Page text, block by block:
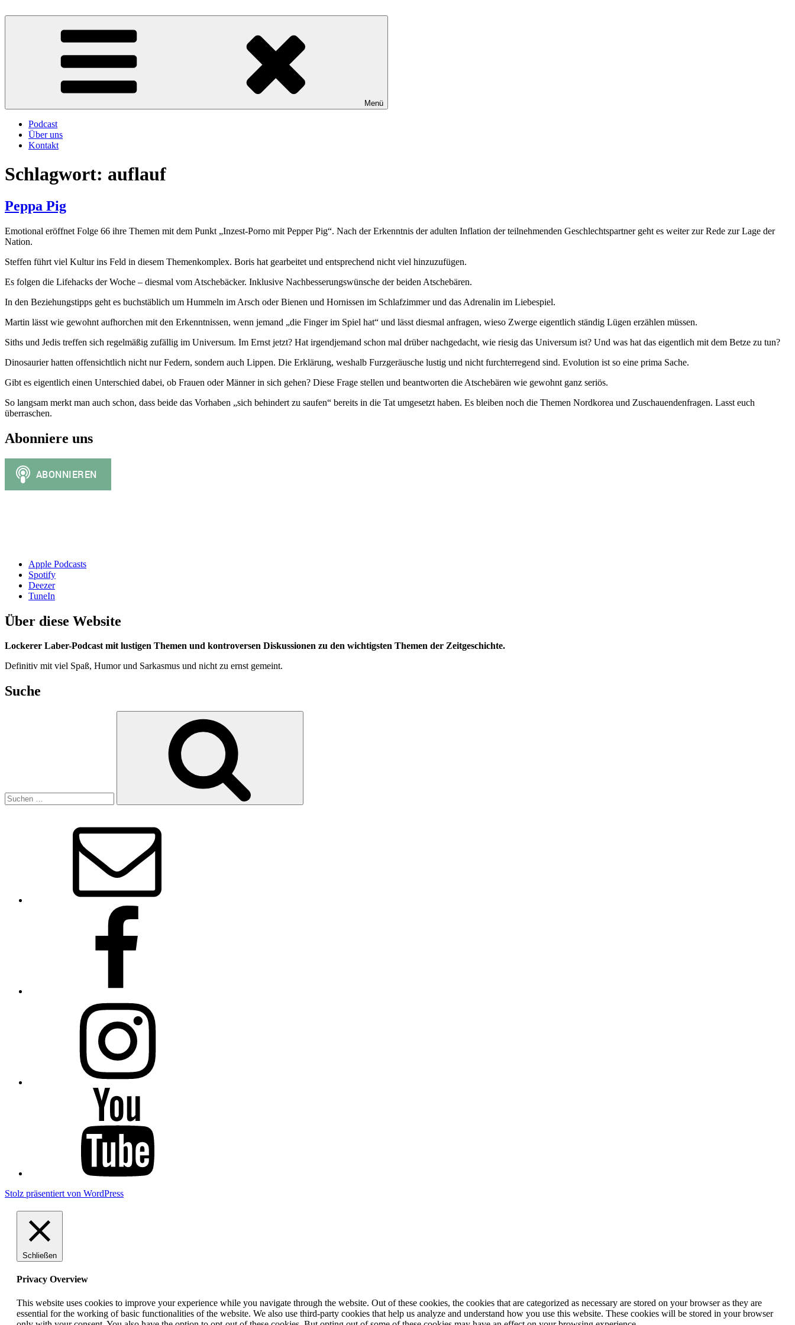
Inhalt
Atschebärebach
Mit viel Spaß, Humor und Sarkasmus
Menü
Podcast
Über uns
Kontakt
Schlagwort: auflauf
Peppa Pig
Emotional eröffnet Folge 66 ihre Themen mit dem Punkt „Inzest-Porno mit Pepper Pig“. Nach der Erkenntnis der adulten Inflation der teilnehmenden Geschlechtspartner geht es weiter zur Rede zur Lage der
Nation.
Steffen führt viel Kultur ins Feld in diesem Themenkomplex. Boris hat gearbeitet und entsprechend nicht viel hinzuzufügen.
Es folgen die Lifehacks der Woche – diesmal vom Atschebäcker. Inklusive Nachbesserungswünsche der beiden Atschebären.
In den Beziehungstipps geht es buchstäblich um Hummeln im Arsch oder Bienen und Hornissen im Schlafzimmer und das Adrenalin im Liebespiel.
Martin lässt wie gewohnt aufhorchen mit den Erkenntnissen, wenn jemand „die Finger im Spiel hat“ und lässt diesmal anfragen, wieso Zwerge eigentlich ständig Lügen erzählen müssen.
Siths und Jedis treffen sich regelmäßig zufällig im Universum. Im Ernst jetzt? Hat irgendjemand schon mal drüber nachgedacht, wie riesig das Universum ist? Und was hat das eigentlich mit dem Betze zu tun?
Dinosaurier hatten offensichtlich nicht nur Federn, sondern auch Lippen. Die Erklärung, weshalb Furzgeräusche lustig und nicht furchterregend sind. Evolution ist so eine prima Sache.
Gibt es eigentlich einen Unterschied dabei, ob Frauen oder Männer in sich gehen? Diese Frage stellen und beantworten die Atschebären wie gewohnt ganz seriös.
So langsam merkt man auch schon, dass beide das Vorhaben „sich behindert zu saufen“ bereits in die Tat umgesetzt haben. Es bleiben noch die Themen Nordkorea und Zuschauendenfragen. Lasst euch
überraschen.
Abonniere uns
Apple Podcasts
Spotify
Deezer
TuneIn
Über diese Website
Lockerer Laber-Podcast mit lustigen Themen und kontroversen Diskussionen zu den wichtigsten Themen der Zeitgeschichte.
Definitiv mit viel Spaß, Humor und Sarkasmus und nicht zu ernst gemeint.
Suche
Stolz präsentiert von WordPress
Schließen
Privacy Overview
This website uses cookies to improve your experience while you navigate through the website. Out of these cookies, the cookies that are categorized as necessary are stored on your browser as they are
essential for the working of basic functionalities of the website. We also use third-party cookies that help us analyze and understand how you use this website. These cookies will be stored in your browser